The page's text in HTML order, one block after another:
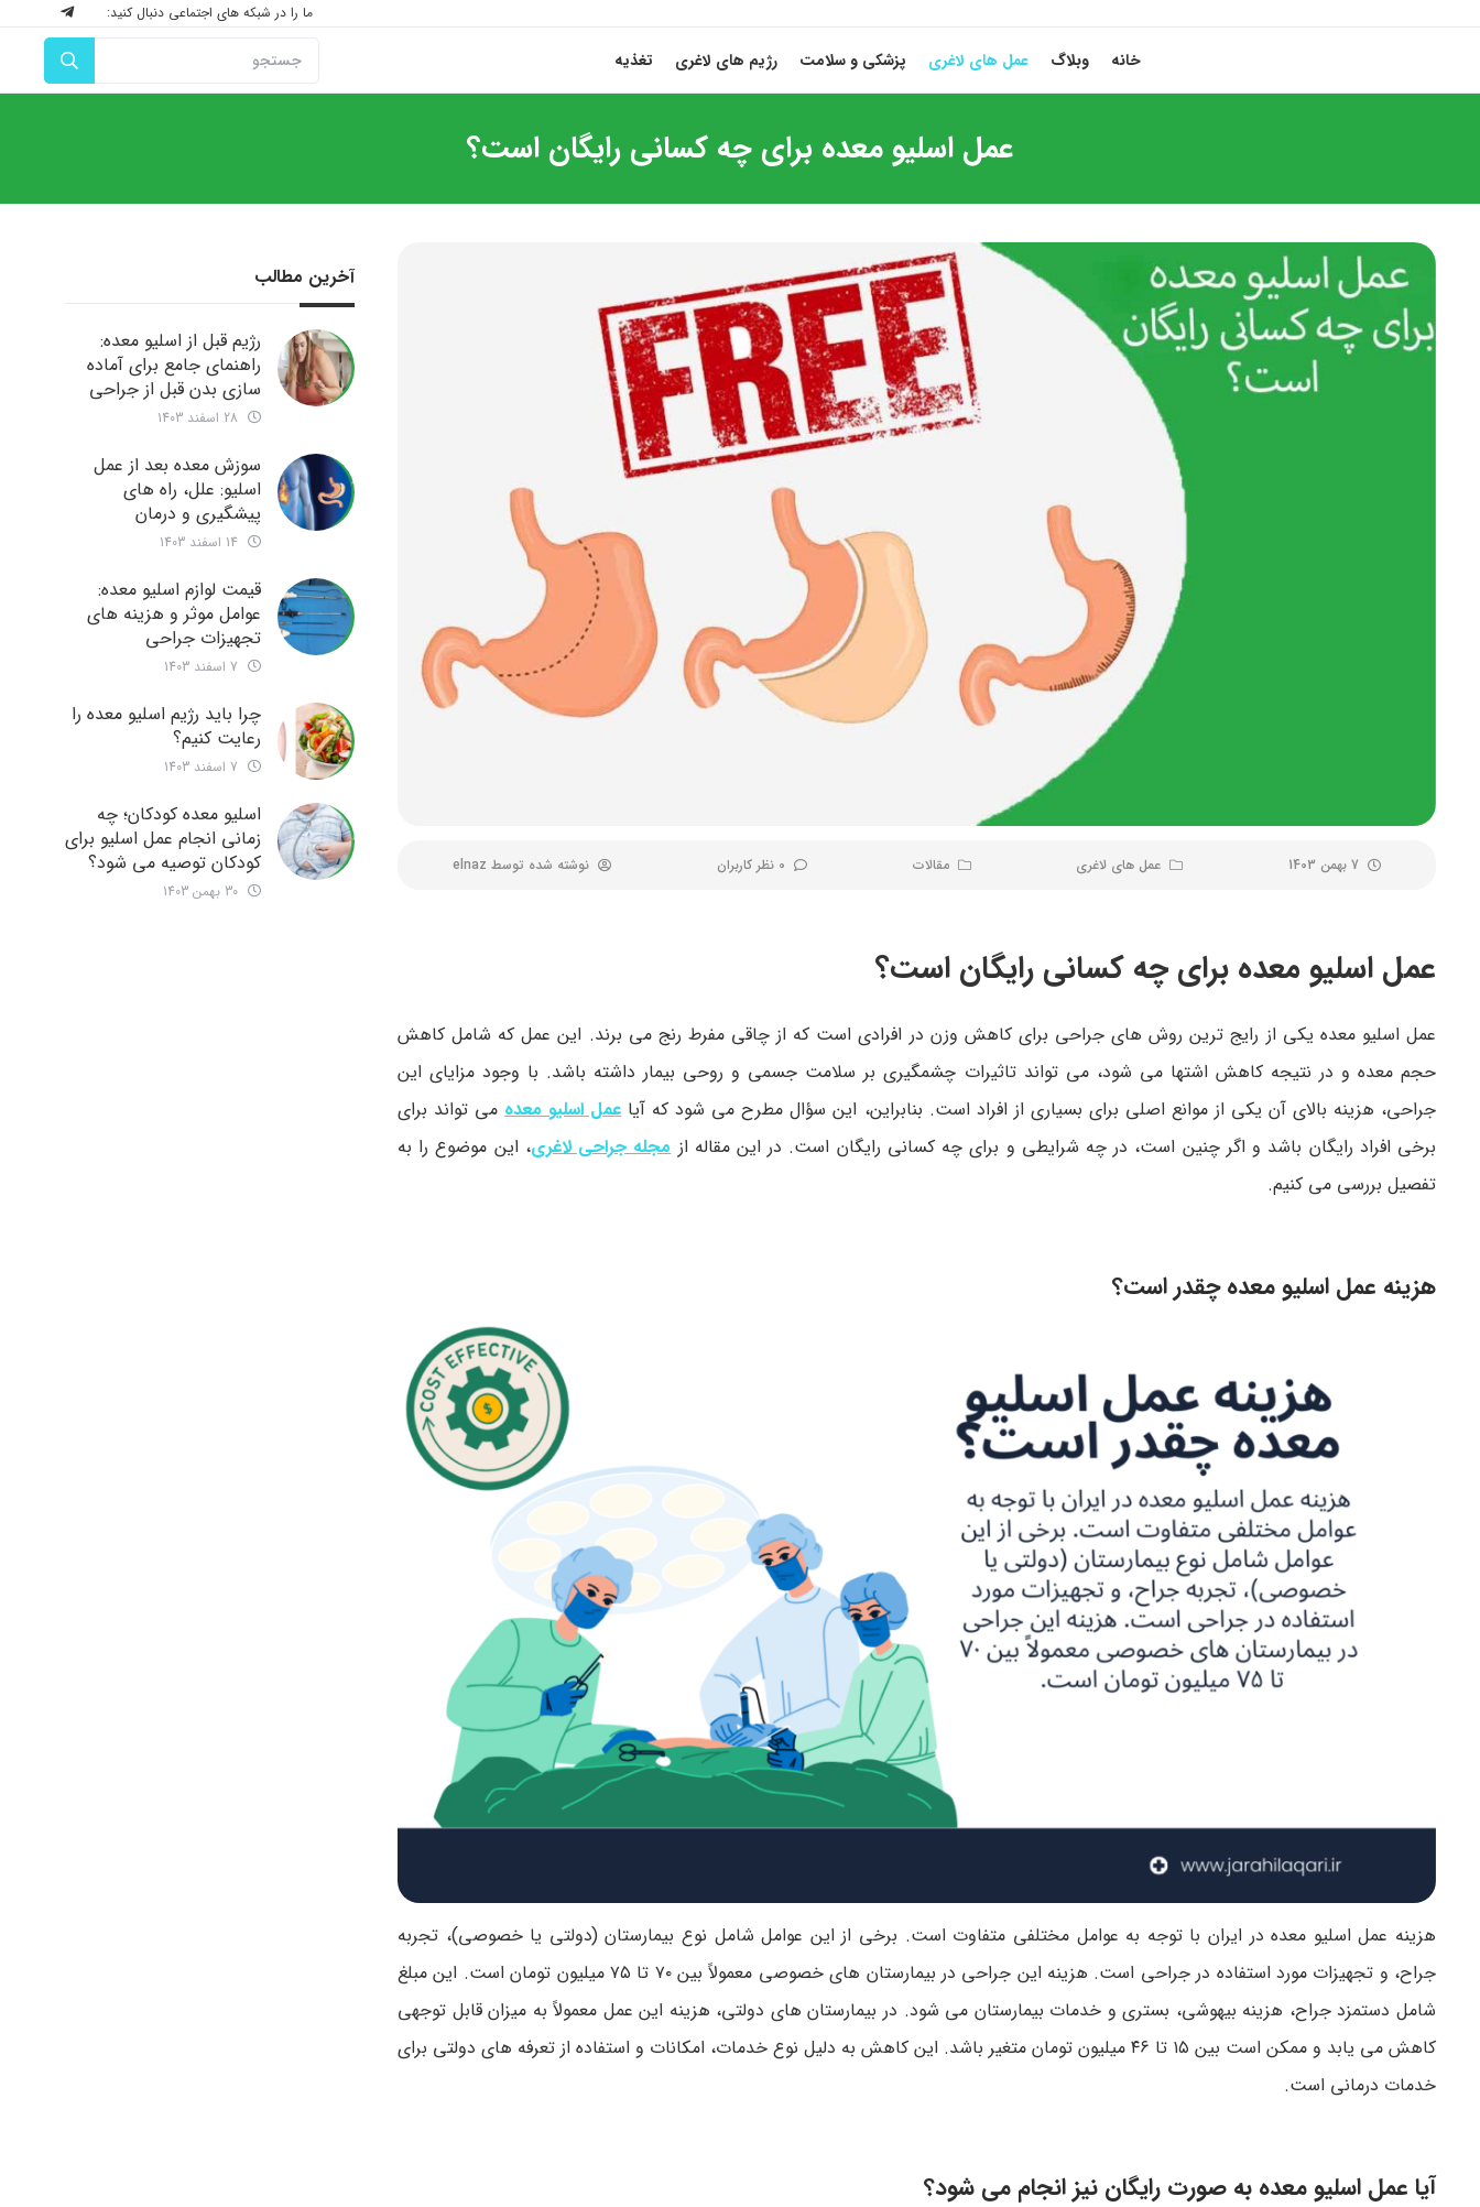
ما را در شبکه های اجتماعی دنبال کنید:
خانه وبلاگ عمل های لاغری پزشکی و سلامت رژیم های لاغری تغذیه
عمل اسلیو معده برای چه کسانی رایگان است؟
7 بهمن 1403 عمل های لاغری مقالات 0 نظر کاربران نوشته شده توسط elnaz
عمل اسلیو معده برای چه کسانی رایگان است؟
عمل اسلیو معده یکی از رایج ترین روش های جراحی برای کاهش وزن در افرادی است که از چاقی مفرط رنج می برند. این عمل که شامل کاهش
حجم معده و در نتیجه کاهش اشتها می شود، می تواند تاثیرات چشمگیری بر سلامت جسمی و روحی بیمار داشته باشد. با وجود مزایای این
جراحی، هزینه بالای آن یکی از موانع اصلی برای بسیاری از افراد است. بنابراین، این سؤال مطرح می شود که آیاعمل اسلیو معدهمی تواند برای
برخی افراد رایگان باشد و اگر چنین است، در چه شرایطی و برای چه کسانی رایگان است. در این مقاله ازمجله جراحی لاغری، این موضوع را به
تفصیل بررسی می کنیم.
هزینه عمل اسلیو معده چقدر است؟
هزینه عمل اسلیو معده در ایران با توجه به عوامل مختلفی متفاوت است. برخی از این عوامل شامل نوع بیمارستان (دولتی یا خصوصی)، تجربه
جراح، و تجهیزات مورد استفاده در جراحی است. هزینه این جراحی در بیمارستان های خصوصی معمولاً بین ۷۰ تا ۷۵ میلیون تومان است. این مبلغ
شامل دستمزد جراح، هزینه بیهوشی، بستری و خدمات بیمارستان می شود. در بیمارستان های دولتی، هزینه این عمل معمولاً به میزان قابل توجهی
کاهش می یابد و ممکن است بین ۱۵ تا ۴۶ میلیون تومان متغیر باشد. این کاهش به دلیل نوع خدمات، امکانات و استفاده از تعرفه های دولتی برای
خدمات درمانی است.
آیا عمل اسلیو معده به صورت رایگان نیز انجام می شود؟
آخرین مطالب
رژیم قبل از اسلیو معده:
راهنمای جامع برای آماده
سازی بدن قبل از جراحی
سوزش معده بعد از عمل
اسلیو: علل، راه های
پیشگیری و درمان
قیمت لوازم اسلیو معده:
عوامل موثر و هزینه های
تجهیزات جراحی
چرا باید رژیم اسلیو معده را
رعایت کنیم؟
اسلیو معده کودکان؛ چه
زمانی انجام عمل اسلیو برای
کودکان توصیه می شود؟